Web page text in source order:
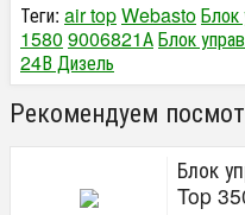
Теги: air topWebastoБлок
1580 9006821АБлок
24В Дизель
Рекомендуем
Блок
Top